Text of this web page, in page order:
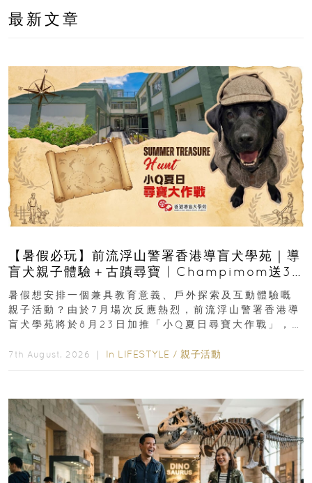
最新文章
【暑假必玩】前流浮山警署香港導盲犬學苑｜導
盲犬親子體驗＋古蹟尋寶 | Champimom送3
組免費名額
暑假想安排一個兼具教育意義、戶外探索及互動體驗嘅
親子活動？由於7月場次反應熱烈，前流浮山警署香港導
盲犬學苑將於8月23日加推「小Q夏日尋寶大作戰」，家
7th August, 2026 ｜ In LIFESTYLE / 親子活動